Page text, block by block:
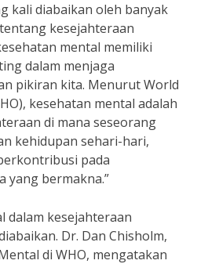
kali diabaikan oleh banyak
kesejahteraan
mental memiliki
dalam menjaga
pikiran kita. Menurut World
kesehatan mental adalah
di mana seseorang
kehidupan sehari-hari,
pada
yang bermakna.”
dalam kesejahteraan
Dr. Dan Chisholm,
di WHO, mengatakan